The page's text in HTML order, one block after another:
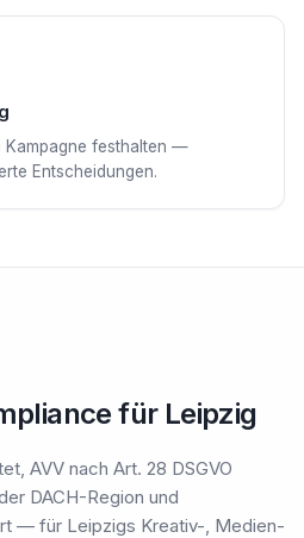
Kampagne festhalten —
Entscheidungen.
für Leipzig
AVV nach Art. 28 DSGVO
DACH-Region und
— für Leipzigs Kreativ-, Medien-